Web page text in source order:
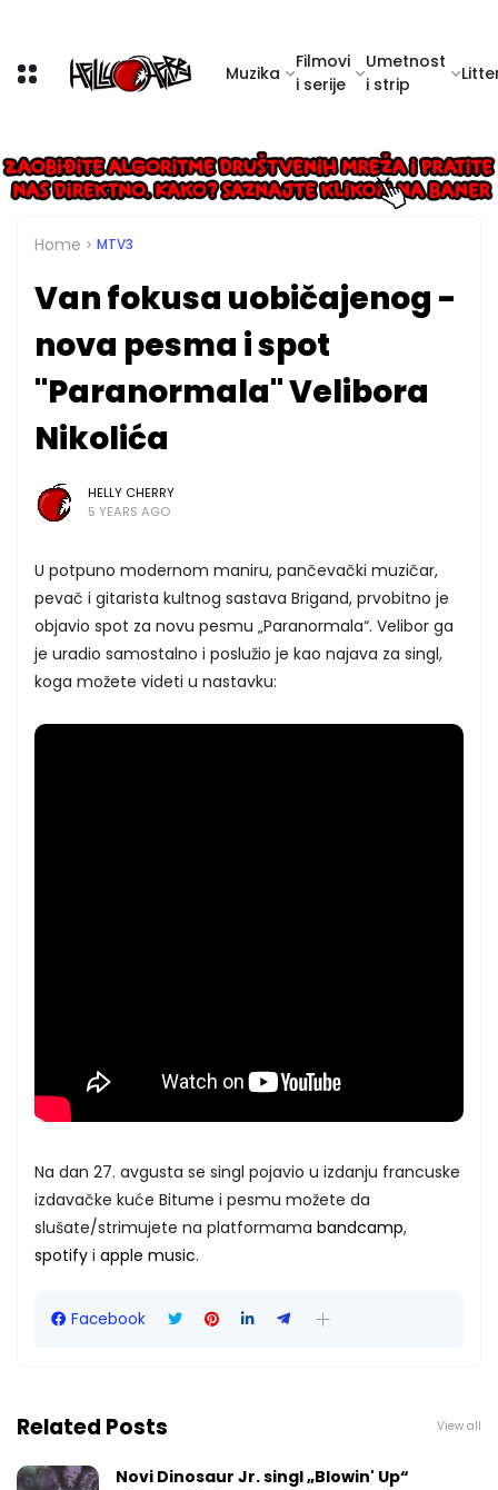
Muzika
Filmovi
i serije
Umetnost
i strip
Home MTV3
Van fokusa uobičajenog -
nova pesma i spot
"Paranormala" Velibora
Nikolića
HELLY CHERRY
5 YEARS AGO
U potpuno modernom maniru, pančevački muzičar,
pevač i gitarista kultnog sastava Brigand, prvobitno je
objavio spot za novu pesmu „Paranormala“. Velibor ga
je uradio samostalno i poslužio je kao najava za singl,
koga možete videti u nastavku:
Na dan 27. avgusta se singl pojavio u izdanju francuske
izdavačke kuće Bitume i pesmu možete da
slušate/strimujete na platformama bandcamp,
spotify i apple music.
Facebook
Related Posts View all
Novi Dinosaur Jr. singl „Blowin' Up“